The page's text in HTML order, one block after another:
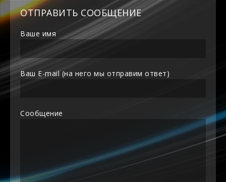
ОТПРАВИТЬ СООБЩЕНИЕ
Ваше имя
Ваш E-mail (на него мы отправим ответ)
Сообщение